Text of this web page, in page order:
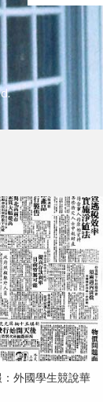
外國學生競說華